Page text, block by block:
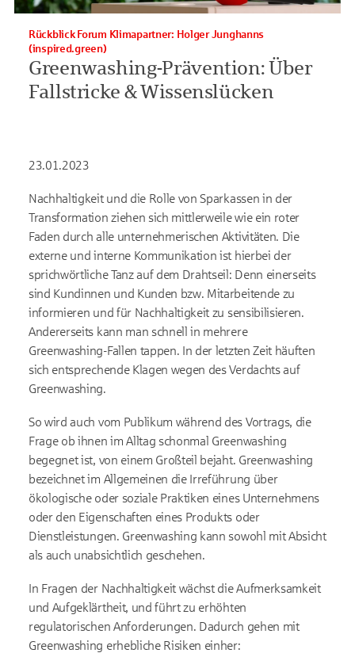
Greenwashing-Prävention: Über
Fallstricke & Wissenslücken
Rückblick Forum Klimapartner: Holger Junghanns
(inspired.green)
23.01.2023
Nachhaltigkeit und die Rolle von Sparkassen in der
Transformation ziehen sich mittlerweile wie ein roter
Faden durch alle unternehmerischen Aktivitäten. Die
externe und interne Kommunikation ist hierbei der
sprichwörtliche Tanz auf dem Drahtseil: Denn einerseits
sind Kundinnen und Kunden bzw. Mitarbeitende zu
informieren und für Nachhaltigkeit zu sensibilisieren.
Andererseits kann man schnell in mehrere
Greenwashing-Fallen tappen. In der letzten Zeit häuften
sich entsprechende Klagen wegen des Verdachts auf
Greenwashing.
So wird auch vom Publikum während des Vortrags, die
Frage ob ihnen im Alltag schonmal Greenwashing
begegnet ist, von einem Großteil bejaht. Greenwashing
bezeichnet im Allgemeinen die Irreführung über
ökologische oder soziale Praktiken eines Unternehmens
oder den Eigenschaften eines Produkts oder
Dienstleistungen. Greenwashing kann sowohl mit Absicht
als auch unabsichtlich geschehen.
In Fragen der Nachhaltigkeit wächst die Aufmerksamkeit
und Aufgeklärtheit, und führt zu erhöhten
regulatorischen Anforderungen. Dadurch gehen mit
Greenwashing erhebliche Risiken einher: